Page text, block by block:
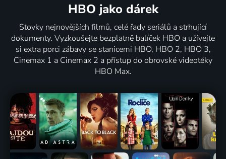
HBO jako dárek
Stovky nejnovějších filmů, celé řady seriálů a strhující
dokumenty. Vyzkoušejte bezplatně balíček HBO a užívejte
si extra porci zábavy se stanicemi HBO, HBO 2, HBO 3,
Cinemax 1 a Cinemax 2 a přístup do obrovské videotéky
HBO Max.